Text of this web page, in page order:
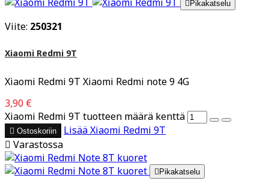
 Pikakatselu
Viite: 250321
Xiaomi Redmi 9T
Xiaomi Redmi 9T Xiaomi Redmi note 9 4G
3,90 €
Xiaomi Redmi 9T tuotteen määrä kenttä
 Ostoskoriin LisääXiaomi Redmi 9T
 Varastossa
Pikakatselu